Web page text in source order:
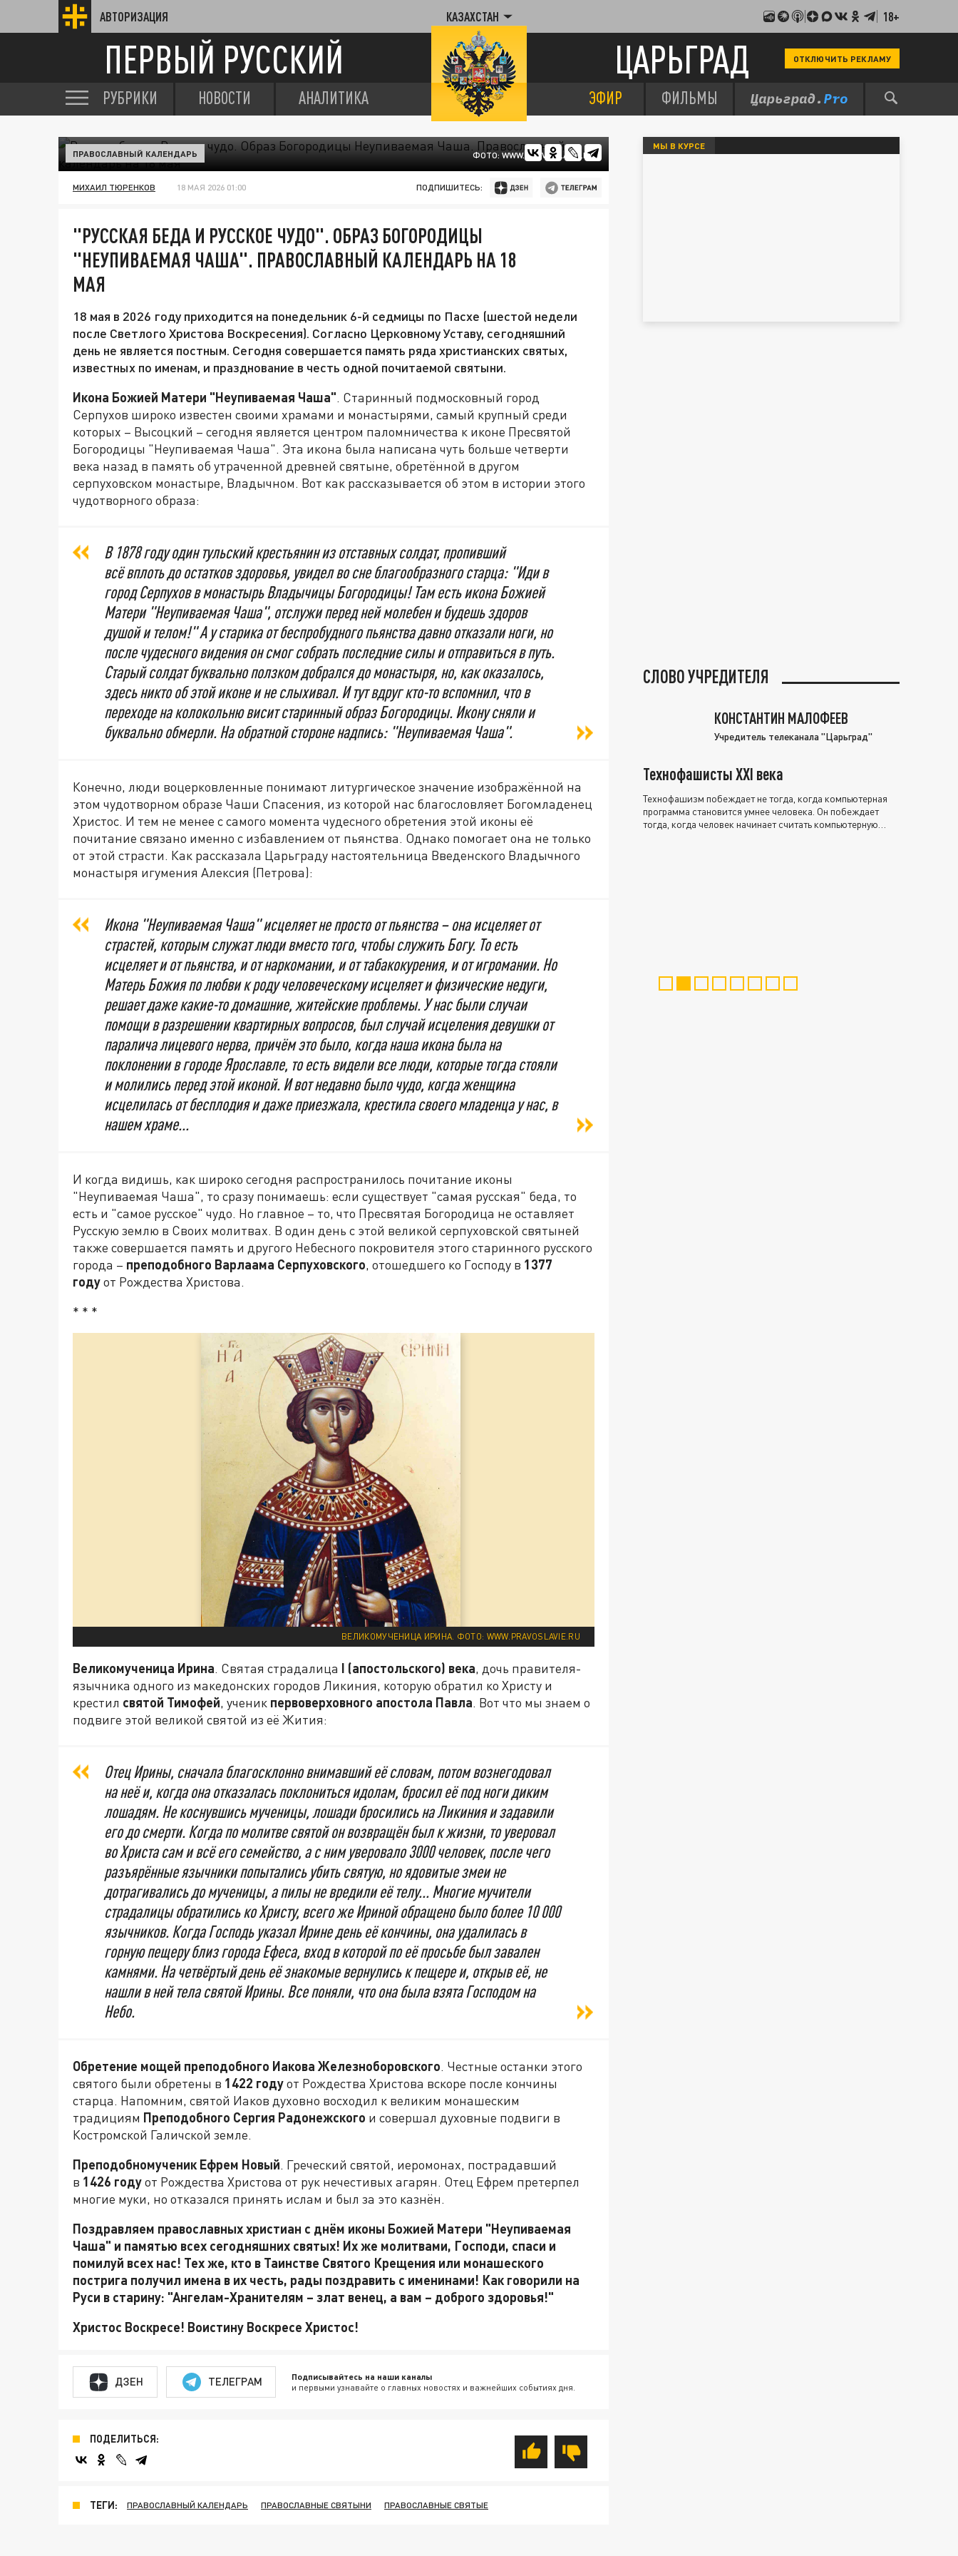
АВТОРИЗАЦИЯ КАЗАХСТАН 18+
ПЕРВЫЙ РУССКИЙ ЦАРЬГРАД ОТКЛЮЧИТЬ РЕКЛАМУ
РУБРИКИ НОВОСТИ АНАЛИТИКА ЭФИР ФИЛЬМЫ
ФОТО: WWW.PRAVOSLAVIE.RU
ПРАВОСЛАВНЫЙ КАЛЕНДАРЬ
МИХАИЛ ТЮРЕНКОВ 18 МАЯ 2026 01:00 ПОДПИШИТЕСЬ:
"РУССКАЯ БЕДА И РУССКОЕ ЧУДО". ОБРАЗ БОГОРОДИЦЫ
"НЕУПИВАЕМАЯ ЧАША". ПРАВОСЛАВНЫЙ КАЛЕНДАРЬ НА 18
МАЯ
18 мая в 2026 году приходится на понедельник 6-й седмицы по Пасхе (шестой недели
после Светлого Христова Воскресения). Согласно Церковному Уставу, сегодняшний
день не является постным. Сегодня совершается память ряда христианских святых,
известных по именам, и празднование в честь одной почитаемой святыни.
Икона Божией Матери "Неупиваемая Чаша". Старинный подмосковный город
Серпухов широко известен своими храмами и монастырями, самый крупный среди
которых – Высоцкий – сегодня является центром паломничества к иконе Пресвятой
Богородицы "Неупиваемая Чаша". Эта икона была написана чуть больше четверти
века назад в память об утраченной древней святыне, обретённой в другом
серпуховском монастыре, Владычном. Вот как рассказывается об этом в истории этого
чудотворного образа:
В 1878 году один тульский крестьянин из отставных солдат, пропивший
всё вплоть до остатков здоровья, увидел во сне благообразного старца: "Иди в
город Серпухов в монастырь Владычицы Богородицы! Там есть икона Божией
Матери "Неупиваемая Чаша", отслужи перед ней молебен и будешь здоров
душой и телом!" А у старика от беспробудного пьянства давно отказали ноги, но
после чудесного видения он смог собрать последние силы и отправиться в путь.
Старый солдат буквально ползком добрался до монастыря, но, как оказалось,
здесь никто об этой иконе и не слыхивал. И тут вдруг кто-то вспомнил, что в
переходе на колокольню висит старинный образ Богородицы. Икону сняли и
буквально обмерли. На обратной стороне надпись: "Неупиваемая Чаша".
Конечно, люди воцерковленные понимают литургическое значение изображённой на
этом чудотворном образе Чаши Спасения, из которой нас благословляет Богомладенец
Христос. И тем не менее с самого момента чудесного обретения этой иконы её
почитание связано именно с избавлением от пьянства. Однако помогает она не только
от этой страсти. Как рассказала Царьграду настоятельница Введенского Владычного
монастыря игумения Алексия (Петрова):
Икона "Неупиваемая Чаша" исцеляет не просто от пьянства – она исцеляет от
страстей, которым служат люди вместо того, чтобы служить Богу. То есть
исцеляет и от пьянства, и от наркомании, и от табакокурения, и от игромании. Но
Матерь Божия по любви к роду человеческому исцеляет и физические недуги,
решает даже какие-то домашние, житейские проблемы. У нас были случаи
помощи в разрешении квартирных вопросов, был случай исцеления девушки от
паралича лицевого нерва, причём это было, когда наша икона была на
поклонении в городе Ярославле, то есть видели все люди, которые тогда стояли
и молились перед этой иконой. И вот недавно было чудо, когда женщина
исцелилась от бесплодия и даже приезжала, крестила своего младенца у нас, в
нашем храме...
И когда видишь, как широко сегодня распространилось почитание иконы
"Неупиваемая Чаша", то сразу понимаешь: если существует "самая русская" беда, то
есть и "самое русское" чудо. Но главное – то, что Пресвятая Богородица не оставляет
Русскую землю в Своих молитвах. В один день с этой великой серпуховской святыней
также совершается память и другого Небесного покровителя этого старинного русского
города – преподобного Варлаама Серпуховского, отошедшего ко Господу в 1377
годуот Рождества Христова.
* * *
ВЕЛИКОМУЧЕНИЦА ИРИНА. ФОТО: WWW.PRAVOSLAVIE.RU
Великомученица Ирина. Святая страдалица I (апостольского) века, дочь правителя-
язычника одного из македонских городов Ликиния, которую обратил ко Христу и
крестил святой Тимофей, ученик первоверховного апостола Павла. Вот что мы знаем о
подвиге этой великой святой из её Жития:
Отец Ирины, сначала благосклонно внимавший её словам, потом вознегодовал
на неё и, когда она отказалась поклониться идолам, бросил её под ноги диким
лошадям. Не коснувшись мученицы, лошади бросились на Ликиния и задавили
его до смерти. Когда по молитве святой он возвращён был к жизни, то уверовал
во Христа сам и всё его семейство, а с ним уверовало 3000 человек, после чего
разъярённые язычники попытались убить святую, но ядовитые змеи не
дотрагивались до мученицы, а пилы не вредили её телу... Многие мучители
страдалицы обратились ко Христу, всего же Ириной обращено было более 10 000
язычников. Когда Господь указал Ирине день её кончины, она удалилась в
горную пещеру близ города Ефеса, вход в которой по её просьбе был завален
камнями. На четвёртый день её знакомые вернулись к пещере и, открыв её, не
нашли в ней тела святой Ирины. Все поняли, что она была взята Господом на
Небо.
Обретение мощей преподобного Иакова Железноборовского. Честные останки этого
святого были обретены в 1422 годуот Рождества Христова вскоре после кончины
старца. Напомним, святой Иаков духовно восходил к великим монашеским
традициям Преподобного Сергия Радонежского и совершал духовные подвиги в
Костромской Галичской земле.
Преподобномученик Ефрем Новый. Греческий святой, иеромонах, пострадавший
в 1426 годуот Рождества Христова от рук нечестивых агарян. Отец Ефрем претерпел
многие муки, но отказался принять ислам и был за это казнён.
Поздравляем православных христиан с днём иконы Божией Матери "Неупиваемая
Чаша" и памятью всех сегодняшних святых! Их же молитвами, Господи, спаси и
помилуй всех нас! Тех же, кто в Таинстве Святого Крещения или монашеского
пострига получил имена в их честь, рады поздравить с именинами! Как говорили на
Руси в старину: "Ангелам-Хранителям – злат венец, а вам – доброго здоровья!"
Христос Воскресе! Воистину Воскресе Христос!
ДЗЕН ТЕЛЕГРАМ Подписывайтесь на наши каналы
и первыми узнавайте о главных новостях и важнейших событиях дня.
ПОДЕЛИТЬСЯ:
ТЕГИ: ПРАВОСЛАВНЫЙ КАЛЕНДАРЬ ПРАВОСЛАВНЫЕ СВЯТЫНИ ПРАВОСЛАВНЫЕ СВЯТЫЕ
МЫ В КУРСЕ
СЛОВО УЧРЕДИТЕЛЯ
КОНСТАНТИН МАЛОФЕЕВ
Учредитель телеканала "Царьград"
Технофашисты XXI века
Технофашизм побеждает не тогда, когда компьютерная
программа становится умнее человека. Он побеждает
тогда, когда человек начинает считать компьютерную